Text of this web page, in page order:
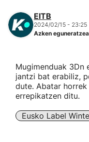
Atletismoa
Kirol gehiago
"Helmuga"
EITB
2024/02/15 - 23:25
Azken eguneratzea
Mugimenduak 3Dn
jantzi bat erabiliz,
dute. Abatar
errepikatzen ditu.
Eusko Label